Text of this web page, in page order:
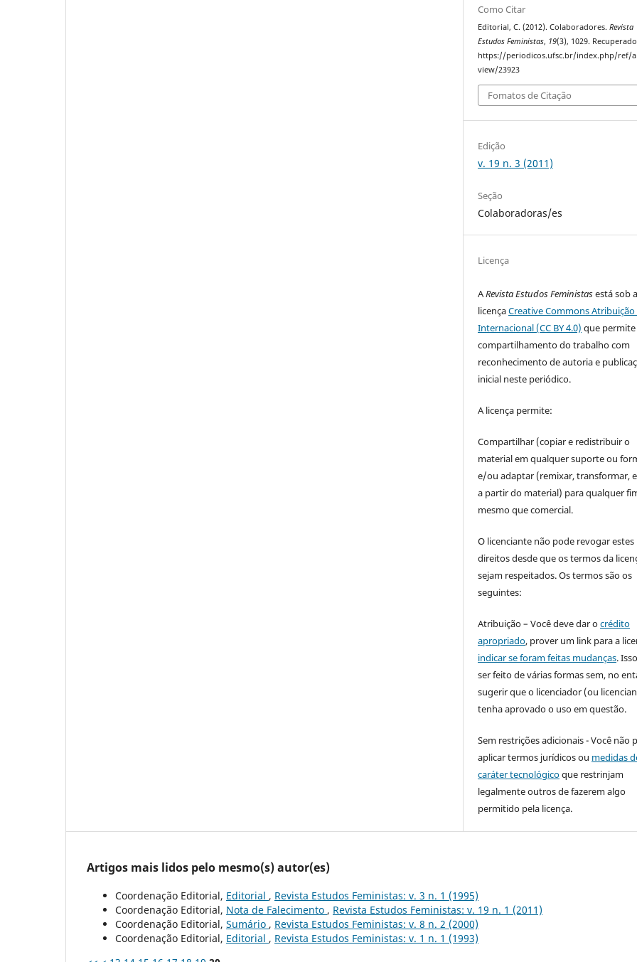
Como Citar
Editorial, C. (2012). Colaboradores.Revista
Estudos Feministas, 19(3), 1029.
https://periodicos.ufsc.br/index.php/ref/
view/23923
Fomatos de Citação
Edição
v. 19 n. 3 (2011)
Seção
Colaboradoras/es
Licença
ARevista Estudos Feministasestá sob a
licençaCreative Commons Atribuição
Internacional (CC BY 4.0) que
compartilhamento do trabalho com
reconhecimento de autoria e
inicial neste periódico.
A licença permite:
Compartilhar (copiar e redistribuir o
material em qualquer suporte ou
e/ou adaptar (remixar, transformar,
a partir do material) para qualquer
mesmo que comercial.
O licenciante não pode revogar estes
direitos desde que os termos da
sejam respeitados. Os termos são os
seguintes:
Atribuição – Você deve dar ocrédito
apropriado, prover um link para a
indicar se foram feitas mudanças.
ser feito de várias formas sem, no
sugerir que o licenciador (ou
tenha aprovado o uso em questão.
Sem restrições adicionais - Você não
aplicar termos jurídicos ou medidas
caráter tecnológicoque restrinjam
legalmente outros de fazerem algo
permitido pela licença.
Artigos mais lidos pelo mesmo(s) autor(es)
Coordenação Editorial, Editorial , Revista Estudos Feministas: v. 3 n. 1 (1995)
Coordenação Editorial, Nota de Falecimento , Revista Estudos Feministas: v. 19 n. 1 (2011)
Coordenação Editorial, Sumário , Revista Estudos Feministas: v. 8 n. 2 (2000)
Coordenação Editorial, Editorial , Revista Estudos Feministas: v. 1 n. 1 (1993)